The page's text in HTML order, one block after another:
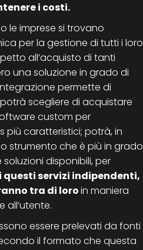
i costi.
le imprese si trovano
per la gestione di tutti i loro
all’acquisto di tanti
una soluzione in grado di
permette di
scegliere di acquistare
custom per
più caratteristici; potrà, in
strumento che è più in grado
disponibili, per
questi servizi indipendenti,
tra di loroin maniera
essere prelevati da fonti
il formato che questa